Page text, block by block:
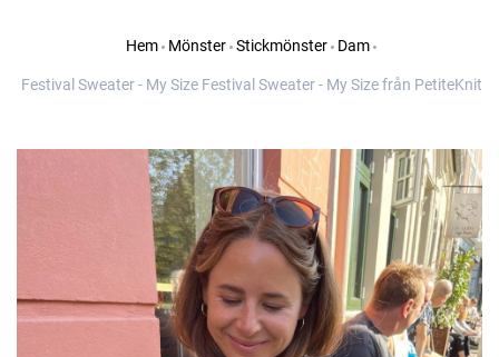
Hem Mönster Stickmönster Dam
Festival Sweater - My Size Festival Sweater - My Size från PetiteKnit